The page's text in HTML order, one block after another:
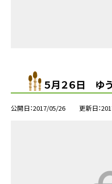
５月２６日 ゆ
公開日 2017/05/26 更新日